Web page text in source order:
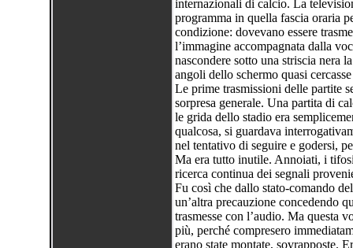
internazionali di calcio. La
programma in quella fascia oraria
condizione: dovevano essere
l’immagine accompagnata dalla
nascondere sotto una striscia nera
angoli dello schermo quasi
Le prime trasmissioni delle partite
sorpresa generale. Una partita di
le grida dello stadio era
qualcosa, si guardava
nel tentativo di seguire e godersi,
Ma era tutto inutile. Annoiati, i
ricerca continua dei segnali
Fu così che dallo stato-comando
un’altra precauzione concedendo
trasmesse con l’audio. Ma questa
più, perché compresero
erano state montate, sovrapposte.